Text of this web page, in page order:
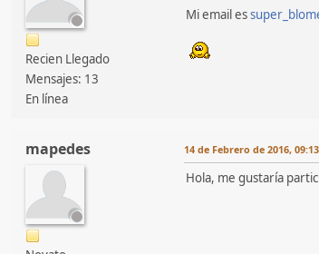
Recien Llegado
Mensajes: 13
En línea
Mi email es
mapedes 14 de Febrero de 2016,
Hola, me gustaría